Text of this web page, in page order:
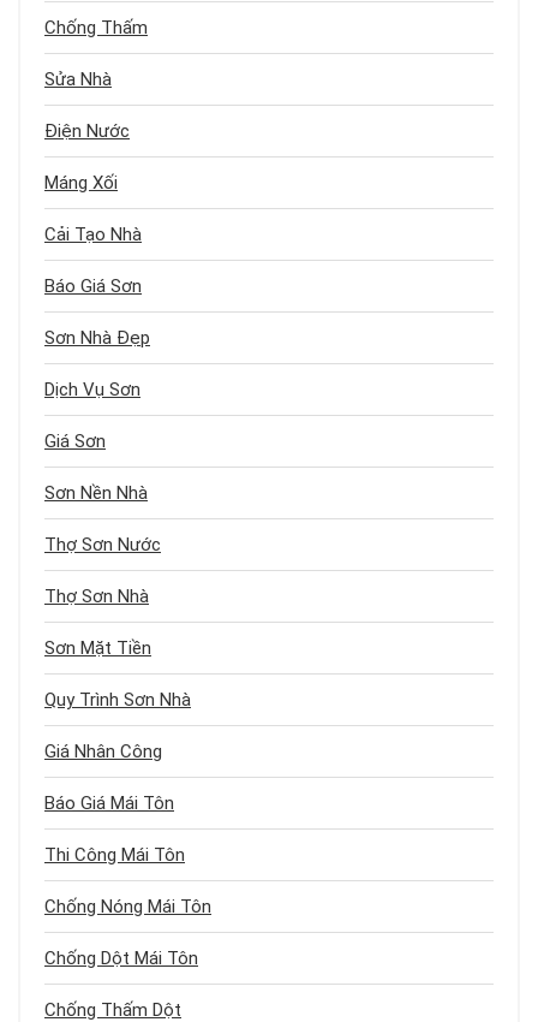
Chống Thấm
Sửa Nhà
Điện Nước
Máng Xối
Cải Tạo Nhà
Báo Giá Sơn
Sơn Nhà Đẹp
Dịch Vụ Sơn
Giá Sơn
Sơn Nền Nhà
Thợ Sơn Nước
Thợ Sơn Nhà
Sơn Mặt Tiền
Quy Trình Sơn Nhà
Giá Nhân Công
Báo Giá Mái Tôn
Thi Công Mái Tôn
Chống Nóng Mái Tôn
Chống Dột Mái Tôn
Chống Thấm Dột